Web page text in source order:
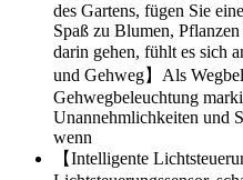
des Gartens, fügen Sie
Spaß zu Blumen,
darin gehen, fühlt es sich
und Gehweg】Als
Gehwegbeleuchtung
Unannehmlichkeiten und
wenn
【Intelligente